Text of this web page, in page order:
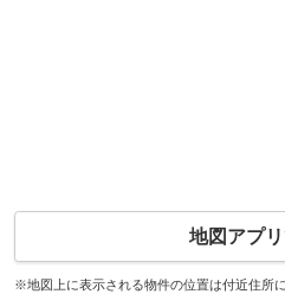
地図アプリ
※地図上に表示される物件の位置は付近住所